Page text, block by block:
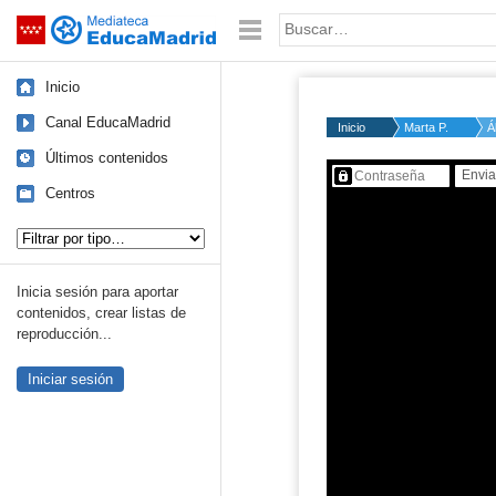
Saltar navegación Palabra o frase:
Inicio
Canal EducaMadrid
Últimos contenidos
Centros
Inicia sesión para aportar
contenidos, crear listas de
reproducción...
Iniciar sesión
Inicio Marta P.
Contenido protegido…